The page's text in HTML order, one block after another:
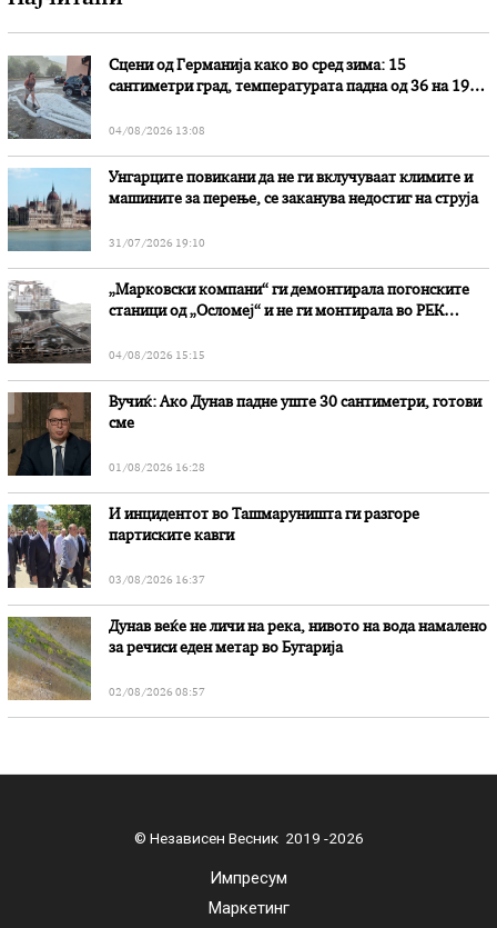
Сцени од Германија како во сред зима: 15
сантиметри град, температурата падна од 36 на 19
04/08/2026 13:08
Унгарците повикани да не ги вклучуваат климите и
машините за перење, се заканува недостиг на струја
31/07/2026 19:10
„Марковски компани“ ги демонтирала погонските
станици од „Осломеј“ и не ги монтирала во РЕК
04/08/2026 15:15
Вучиќ: Ако Дунав падне уште 30 сантиметри, готови
сме
01/08/2026 16:28
И инцидентот во Ташмаруништa ги разгоре
партиските кавги
03/08/2026 16:37
Дунав веќе не личи на река, нивото на вода намалено
за речиси еден метар во Бугарија
02/08/2026 08:57
© Независен Весник 2019 -2026
Импресум
Маркетинг